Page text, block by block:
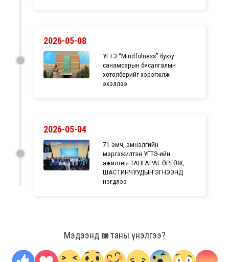
2026-05-08
УГТЭ “Mindfulness” буюу
санамсарын бясалгалын
хөтөлбөрийг хэрэгжүүлж
эхэллээ
2026-05-04
71 эмч, эмнэлгийн
мэргэжилтэн УГТЭ-ийн
ажилтны ТАНГАРАГ ӨРГӨЖ,
ШАСТИНЧУУДЫН ЭГНЭЭНД
нэгдлээ
Мэдээнд өгөх таны үнэлгээ?